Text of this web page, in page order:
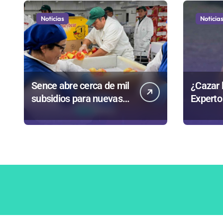
Noticias
Sence abre cerca de mil
subsidios para nuevas
Región Antofagasta
Noticias
¿Cazar
ante